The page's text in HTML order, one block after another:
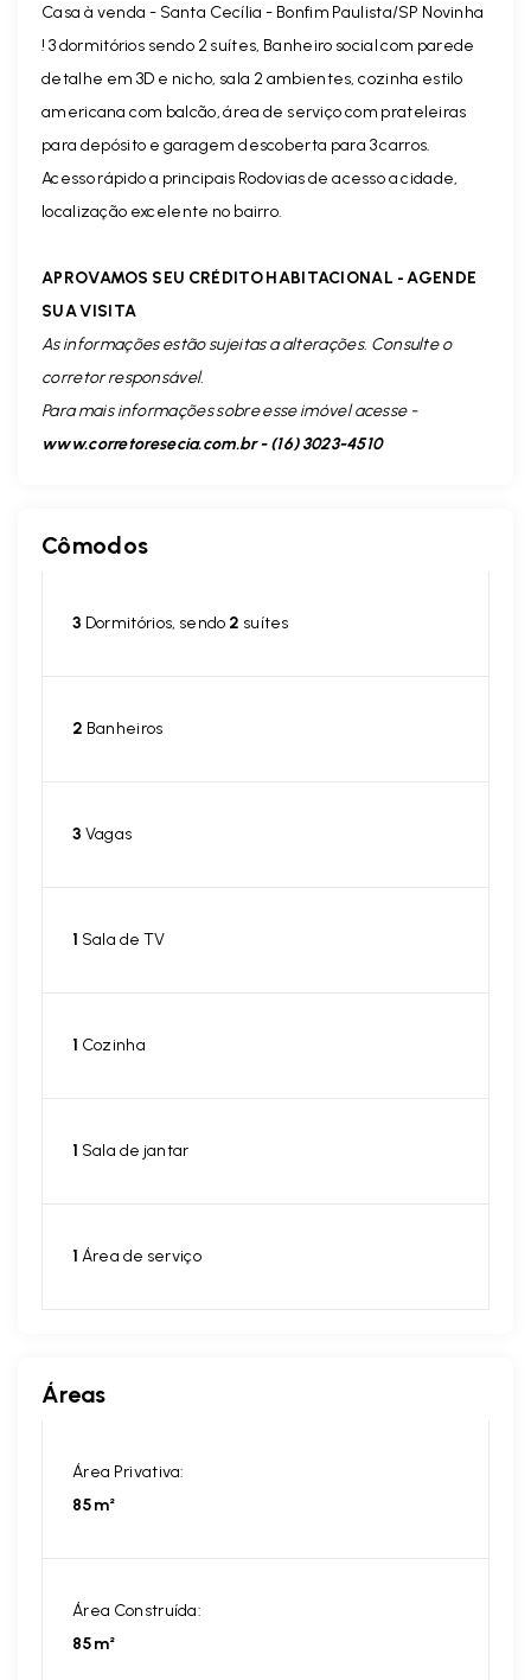
Casa à venda - Santa Cecília - Bonfim Paulista/SP Novinha
! 3 dormitórios sendo 2 suítes, Banheiro social com parede
detalhe em 3D e nicho, sala 2 ambientes, cozinha estilo
americana com balcão, área de serviço com prateleiras
para depósito e garagem descoberta para 3 carros.
Acesso rápido a principais Rodovias de acesso a cidade,
localização excelente no bairro.
APROVAMOS SEU CRÉDITO HABITACIONAL - AGENDE
SUA VISITA
As informações estão sujeitas a alterações. Consulte o
corretor responsável.
Para mais informações sobre esse imóvel acesse -
www.corretoresecia.com.br - (16) 3023-4510
Cômodos
3 Dormitórios, sendo 2 suítes
2 Banheiros
3 Vagas
1 Sala de TV
1 Cozinha
1 Sala de jantar
1 Área de serviço
Áreas
Área Privativa:
85m²
Área Construída:
85m²